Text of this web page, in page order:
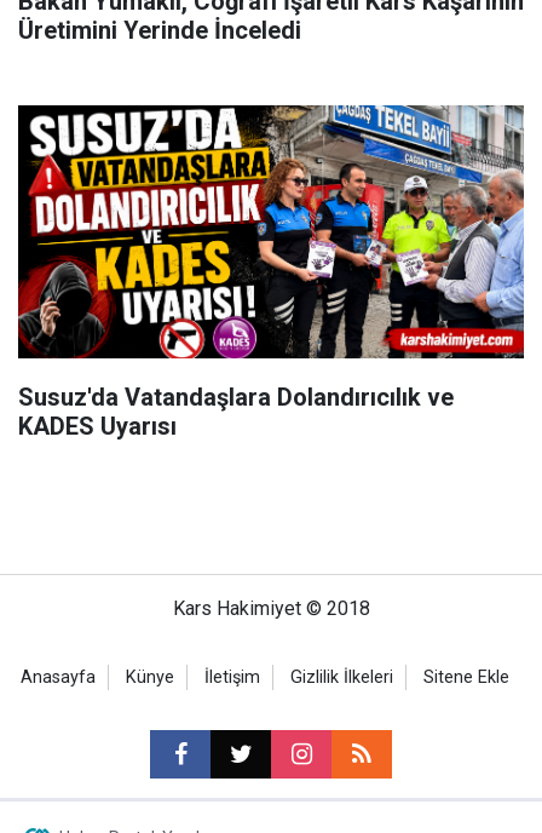
Üretimini Yerinde İnceledi
Susuz'da Vatandaşlara Dolandırıcılık ve
KADES Uyarısı
Kars Hakimiyet © 2018
Anasayfa Künye İletişim Gizlilik İlkeleri Sitene Ekle